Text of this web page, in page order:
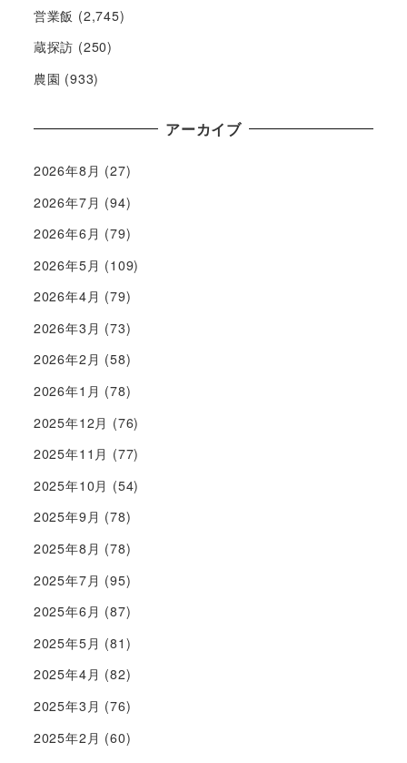
営業飯 (2,745)
蔵探訪 (250)
農園 (933)
アーカイブ
2026年8月 (27)
2026年7月 (94)
2026年6月 (79)
2026年5月 (109)
2026年4月 (79)
2026年3月 (73)
2026年2月 (58)
2026年1月 (78)
2025年12月 (76)
2025年11月 (77)
2025年10月 (54)
2025年9月 (78)
2025年8月 (78)
2025年7月 (95)
2025年6月 (87)
2025年5月 (81)
2025年4月 (82)
2025年3月 (76)
2025年2月 (60)